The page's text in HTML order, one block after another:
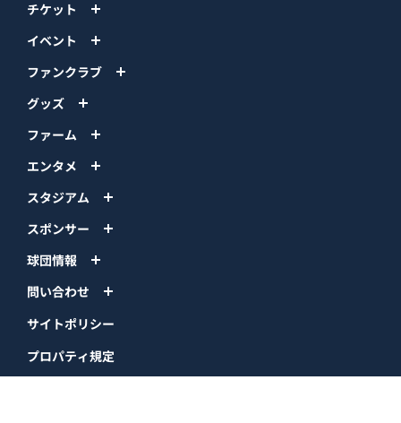
チケット
イベント
ファンクラブ
グッズ
ファーム
エンタメ
スタジアム
スポンサー
球団情報
問い合わせ
サイトポリシー
プロパティ規定